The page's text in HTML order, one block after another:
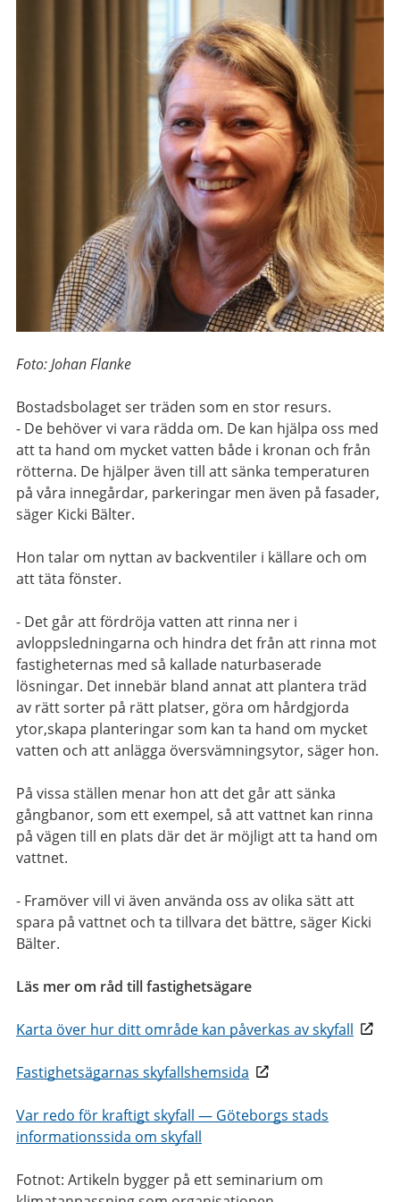
Foto: Johan Flanke
Bostadsbolaget ser träden som en stor resurs.
- De behöver vi vara rädda om. De kan hjälpa oss med
att ta hand om mycket vatten både i kronan och från
rötterna. De hjälper även till att sänka temperaturen
på våra innegårdar, parkeringar men även på fasader,
säger Kicki Bälter.
Hon talar om nyttan av backventiler i källare och om
att täta fönster.
- Det går att fördröja vatten att rinna ner i
avloppsledningarna och hindra det från att rinna mot
fastigheternas med så kallade naturbaserade
lösningar. Det innebär bland annat att plantera träd
av rätt sorter på rätt platser, göra om hårdgjorda
ytor,skapa planteringar som kan ta hand om mycket
vatten och att anlägga översvämningsytor, säger hon.
På vissa ställen menar hon att det går att sänka
gångbanor, som ett exempel, så att vattnet kan rinna
på vägen till en plats där det är möjligt att ta hand om
vattnet.
- Framöver vill vi även använda oss av olika sätt att
spara på vattnet och ta tillvara det bättre, säger Kicki
Bälter.
Läs mer om råd till fastighetsägare
Karta över hur ditt område kan påverkas av skyfall
Fastighetsägarnas skyfallshemsida
Var redo för kraftigt skyfall — Göteborgs stads
informationssida om skyfall
Fotnot: Artikeln bygger på ettseminarium om